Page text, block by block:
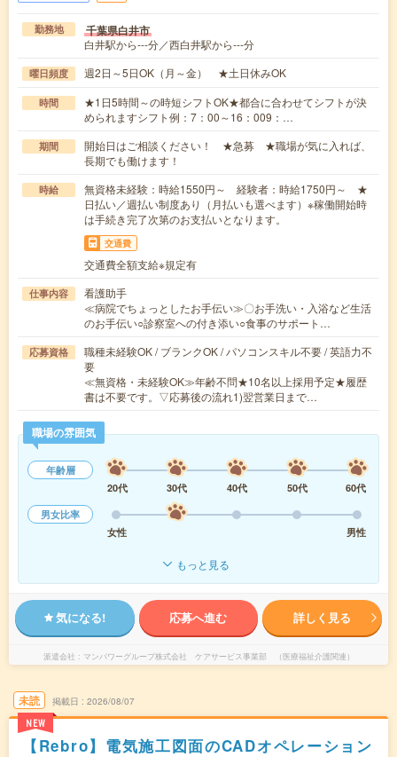
勤務地 千葉県白井市
白井駅から---分／西白井駅から---分
曜日頻度 週2日～5日OK（月～金） ★土日休みOK
時間
★1日5時間～の時短シフトOK★都合に合わせてシフトが決
められますシフト例：7：00～16：009：…
期間
開始日はご相談ください！ ★急募 ★職場が気に入れば、
長期でも働けます！
時給
無資格未経験：時給1550円～ 経験者：時給1750円～ ★
日払い／週払い制度あり（月払いも選べます）※稼働開始時
は手続き完了次第のお支払いとなります。
交通費
交通費全額支給※規定有
仕事内容
看護助手
≪病院でちょっとしたお手伝い≫〇お手洗い・入浴など生活
のお手伝い○診察室への付き添い○食事のサポート…
応募資格
職種未経験OK / ブランクOK / パソコンスキル不要 / 英語力不
要
≪無資格・未経験OK≫年齢不問★10名以上採用予定★履歴
書は不要です。▽応募後の流れ1)翌営業日まで…
職場の雰囲気
年齢層
20代
30代 40代 50代
60代
男女比率
女性
男性
もっと見る
気になる! 応募へ進む 詳しく見る
派遣会社 マンパワーグループ株式会社 ケアサービス事業部 （医療福祉介護関連）
未読
NEW
掲載日 2026/08/07
【Rebro】電気施工図面のCADオペレーション